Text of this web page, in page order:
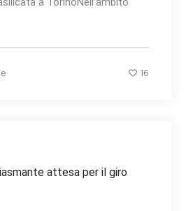
16
attesa per il giro